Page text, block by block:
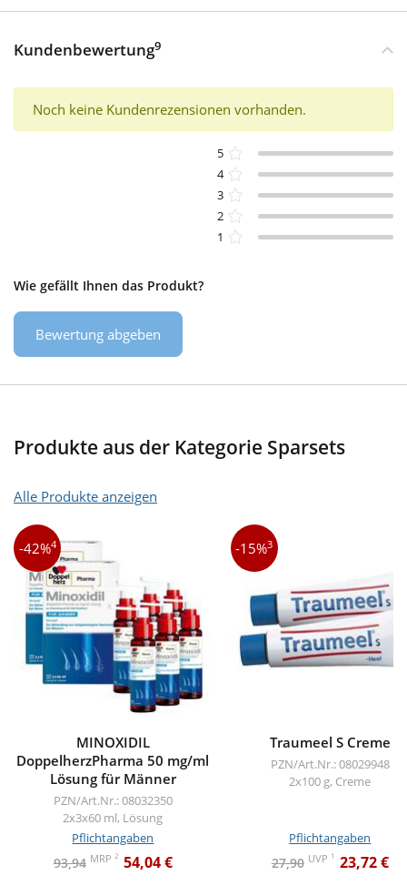
Kundenbewertung9
Noch keine Kundenrezensionen vorhanden.
5
4
3
2
1
Wie gefällt Ihnen das Produkt?
Bewertung abgeben
Produkte aus der Kategorie Sparsets
Alle Produkte anzeigen
-42%4
MINOXIDIL
DoppelherzPharma 50 mg/ml
Lösung für Männer
PZN/Art.Nr.: 08032350
2x3x60 ml, Lösung
Pflichtangaben
93,94 MRP 2 54,04 €
-15%3
Traumeel S Creme
PZN/Art.Nr.: 08029948
2x100 g, Creme
Pflichtangaben
27,90 UVP 1 23,72 €